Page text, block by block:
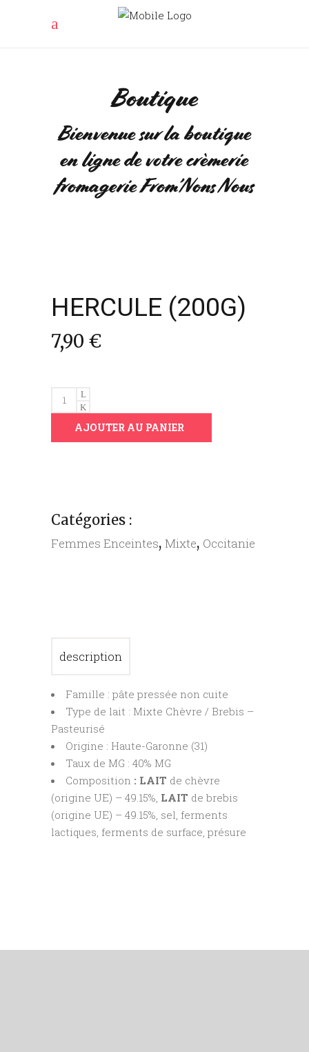
Boutique
Bienvenue sur la boutique
en ligne de votre crèmerie
fromagerie From’Nons Nous
HERCULE (200G)
7,90 €
HERCULE
(200G)
quantityAJOUTER AU PANIER
Catégories :
Femmes Enceintes, Mixte, Occitanie
description
Famille : pâte pressée non cuite
Type de lait : Mixte Chèvre / Brebis –
Pasteurisé
Origine : Haute-Garonne (31)
Taux de MG : 40% MG
Composition : LAIT de chèvre
(origine UE) – 49.15%, LAIT de brebis
(origine UE) – 49.15%, sel, ferments
lactiques, ferments de surface, présure